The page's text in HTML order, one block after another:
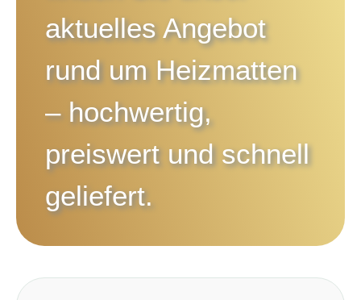
aktuelles Angebot
rund um Heizmatten
– hochwertig,
preiswert und schnell
geliefert.